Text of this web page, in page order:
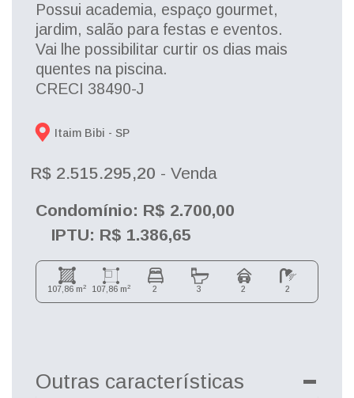
Possui academia, espaço gourmet,
jardim, salão para festas e eventos.
Vai lhe possibilitar curtir os dias mais
quentes na piscina.
CRECI 38490-J
Itaim Bibi - SP
R$ 2.515.295,20 - Venda
Condomínio: R$ 2.700,00
IPTU: R$ 1.386,65
107,86 m2 107,86 m2 2 3 2 2
Outras características